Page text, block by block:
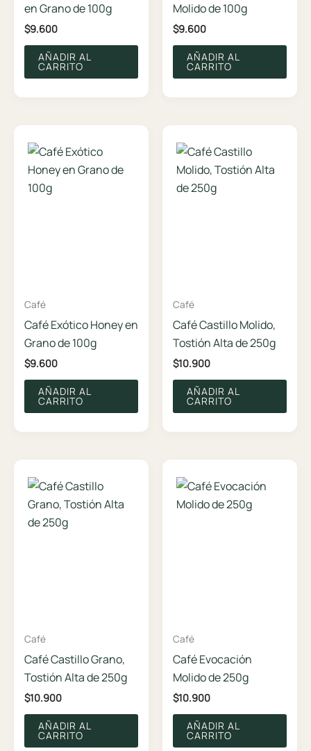
en Grano de 100g
$9.600
AÑADIR AL
CARRITO
Molido de 100g
$9.600
AÑADIR AL
CARRITO
Café
Café Exótico Honey en
Grano de 100g
$9.600
AÑADIR AL
CARRITO
Café
Café Castillo Molido,
Tostión Alta de 250g
$10.900
AÑADIR AL
CARRITO
Café
Café Castillo Grano,
Tostión Alta de 250g
$10.900
AÑADIR AL
CARRITO
Café
Café Evocación
Molido de 250g
$10.900
AÑADIR AL
CARRITO